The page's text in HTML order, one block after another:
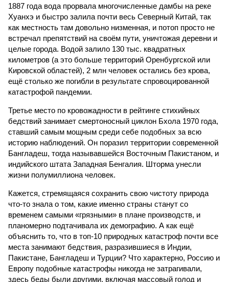
1887 года вода прорвала многочисленные дамбы на реке
Хуанхэ и быстро залила почти весь Северный Китай, так
как местность там довольно низменная, и потоп просто не
встречал препятствий на своём пути, уничтожая деревни и
целые города. Водой залило 130 тыс. квадратных
километров (а это больше территорий Оренбургской или
Кировской областей), 2 млн человек остались без крова,
ещё столько же погибли в результате спровоцированной
катастрофой пандемии.
Третье место по кровожадности в рейтинге стихийных
бедствий занимает смертоносный циклон Бхола 1970 года,
ставший самым мощным среди себе подобных за всю
историю наблюдений. Он поразил территории современной
Бангладеш, тогда называвшейся Восточным Пакистаном, и
индийского штата Западная Бенгалия. Шторма унесли
жизни полумиллиона человек.
Кажется, стремящаяся сохранить свою чистоту природа
что-то знала о том, какие именно страны станут со
временем самыми «грязными» в плане производств, и
планомерно подтачивала их демографию. А как ещё
объяснить то, что в топ-10 природных катастроф почти все
места занимают бедствия, разразившиеся в Индии,
Пакистане, Бангладеш и Турции? Что характерно, Россию и
Европу подобные катастрофы никогда не затрагивали,
здесь беды были другими, включая массовый голод и